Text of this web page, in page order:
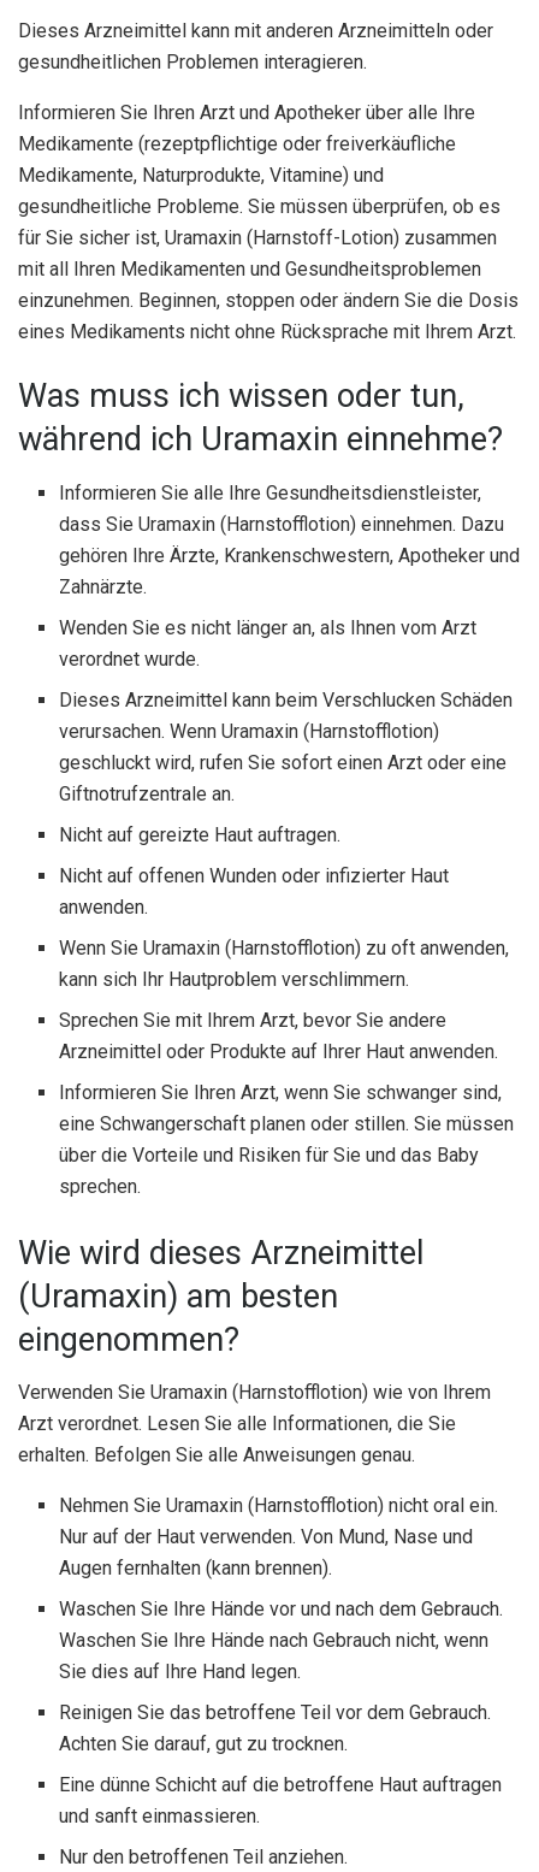
Dieses Arzneimittel kann mit anderen Arzneimitteln oder
gesundheitlichen Problemen interagieren.
Informieren Sie Ihren Arzt und Apotheker über alle Ihre
Medikamente (rezeptpflichtige oder freiverkäufliche
Medikamente, Naturprodukte, Vitamine) und
gesundheitliche Probleme. Sie müssen überprüfen, ob es
für Sie sicher ist, Uramaxin (Harnstoff-Lotion) zusammen
mit all Ihren Medikamenten und Gesundheitsproblemen
einzunehmen. Beginnen, stoppen oder ändern Sie die Dosis
eines Medikaments nicht ohne Rücksprache mit Ihrem Arzt.
Was muss ich wissen oder tun,
während ich Uramaxin einnehme?
Informieren Sie alle Ihre Gesundheitsdienstleister,
dass Sie Uramaxin (Harnstofflotion) einnehmen. Dazu
gehören Ihre Ärzte, Krankenschwestern, Apotheker und
Zahnärzte.
Wenden Sie es nicht länger an, als Ihnen vom Arzt
verordnet wurde.
Dieses Arzneimittel kann beim Verschlucken Schäden
verursachen. Wenn Uramaxin (Harnstofflotion)
geschluckt wird, rufen Sie sofort einen Arzt oder eine
Giftnotrufzentrale an.
Nicht auf gereizte Haut auftragen.
Nicht auf offenen Wunden oder infizierter Haut
anwenden.
Wenn Sie Uramaxin (Harnstofflotion) zu oft anwenden,
kann sich Ihr Hautproblem verschlimmern.
Sprechen Sie mit Ihrem Arzt, bevor Sie andere
Arzneimittel oder Produkte auf Ihrer Haut anwenden.
Informieren Sie Ihren Arzt, wenn Sie schwanger sind,
eine Schwangerschaft planen oder stillen. Sie müssen
über die Vorteile und Risiken für Sie und das Baby
sprechen.
Wie wird dieses Arzneimittel
(Uramaxin) am besten
eingenommen?
Verwenden Sie Uramaxin (Harnstofflotion) wie von Ihrem
Arzt verordnet. Lesen Sie alle Informationen, die Sie
erhalten. Befolgen Sie alle Anweisungen genau.
Nehmen Sie Uramaxin (Harnstofflotion) nicht oral ein.
Nur auf der Haut verwenden. Von Mund, Nase und
Augen fernhalten (kann brennen).
Waschen Sie Ihre Hände vor und nach dem Gebrauch.
Waschen Sie Ihre Hände nach Gebrauch nicht, wenn
Sie dies auf Ihre Hand legen.
Reinigen Sie das betroffene Teil vor dem Gebrauch.
Achten Sie darauf, gut zu trocknen.
Eine dünne Schicht auf die betroffene Haut auftragen
und sanft einmassieren.
Nur den betroffenen Teil anziehen.